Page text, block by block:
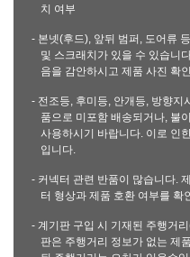
치 여부
- 본넷(후드), 앞뒤 범퍼, 도어류
및 스크래치가 있을 수 있습니
음을 감안하시고 제품 사진 확
- 전조등, 후미등, 안개등, 방향지
품으로 미포함 배송되거나, 불
사용하시기 바랍니다. 이로 인
입니다.
- 커넥터 관련 반품이 많습니다.
터 형상과 제품 호환 여부를 확
- 계기판 구입 시 기재된 주행거
판은 주행거리 정보가 없는 제